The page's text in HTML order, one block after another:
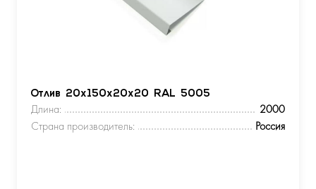
Отлив 20х150х20х20 RAL 5005
Длина:
2000
Страна производитель:
Россия